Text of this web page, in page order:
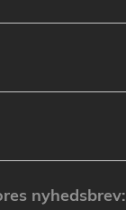
nyhedsbrev: